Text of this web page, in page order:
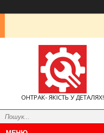
ОНТРАК- ЯКІСТЬ У ДЕТАЛЯХ!